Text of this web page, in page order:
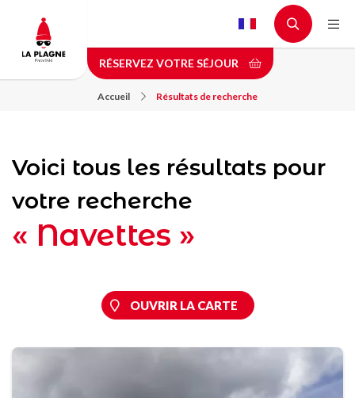
contenu
principal
RÉSERVEZ VOTRE SÉJOUR
Accueil Résultats de recherche
Voici tous les résultats pour
votre recherche
« Navettes »
OUVRIR LA CARTE